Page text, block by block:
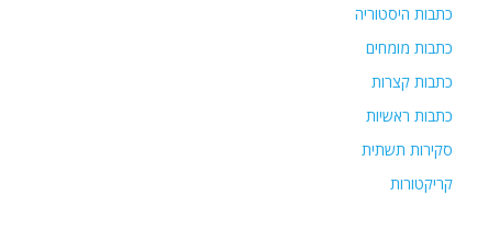
כתבות היסטוריה
כתבות מומחים
כתבות קצרות
כתבות ראשיות
סקירות תשתית
קריקטורות